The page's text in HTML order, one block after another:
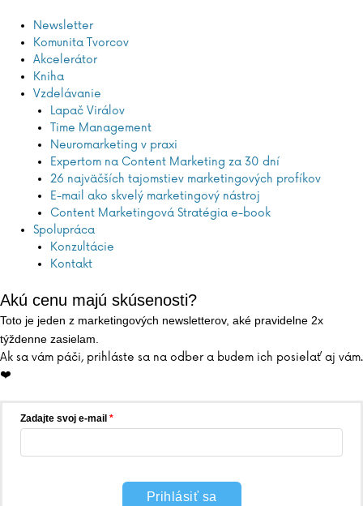
Newsletter
Komunita Tvorcov
Akcelerátor
Kniha
Vzdelávanie
Lapač Virálov
Time Management
Neuromarketing v praxi
Expertom na Content Marketing za 30 dní
26 najväčších tajomstiev marketingových profíkov
E-mail ako skvelý marketingový nástroj
Content Marketingová Stratégia e-book
Spolupráca
Konzultácie
Kontakt
Akú cenu majú skúsenosti?
Toto je jeden z marketingových newsletterov, aké pravidelne 2x
týždenne zasielam.
Ak sa vám páči, prihláste sa na odber a budem ich posielať aj vám.
❤️
Zadajte svoj e-mail
Prihlásiť sa